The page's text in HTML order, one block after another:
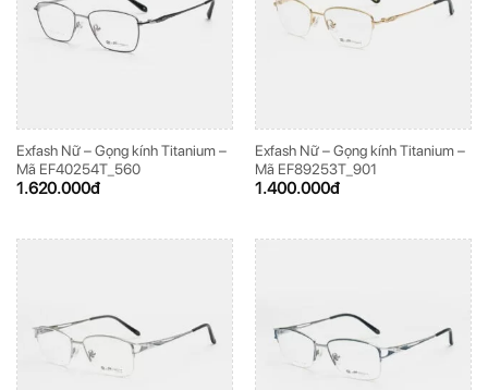
Exfash Nữ – Gọng kính Titanium –
Mã EF40254T_560
1.620.000đ
Exfash Nữ – Gọng kính Titanium –
Mã EF89253T_901
1.400.000đ